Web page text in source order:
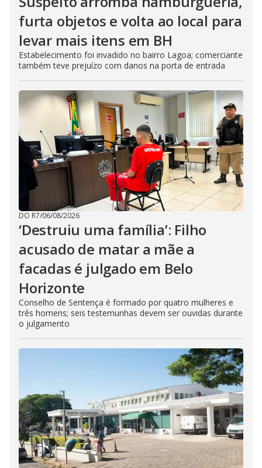
furta objetos e volta ao local para
levar mais itens em BH
Estabelecimento foi invadido no bairro Lagoa; comerciante
também teve prejuízo com danos na porta de entrada
DO R7/06/08/2026
‘Destruiu uma família’: Filho
acusado de matar a mãe a
facadas é julgado em Belo
Horizonte
Conselho de Sentença é formado por quatro mulheres e
três homens; seis testemunhas devem ser ouvidas durante
o julgamento